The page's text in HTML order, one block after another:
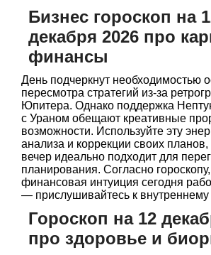
Бизнес гороскоп на
декабря 2026 про
финансы
День подчеркнут необходимостью
пересмотра стратегий из-за
Юпитера. Однако поддержка
с Ураном обещают креативные
возможности. Используйте эту
анализа и коррекции своих планов,
вечер идеально подходит для
планирования. Согласно
финансовая интуиция сегодня
— прислушивайтесь к внутреннему
Гороскоп на 12
про здоровье и